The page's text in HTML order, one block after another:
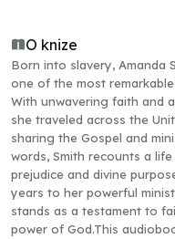
O knize
Born into slavery, Amanda
one of the most
With unwavering faith and
she traveled across the
sharing the Gospel and
words, Smith recounts a
prejudice and divine
years to her powerful
stands as a testament to
power of God.This